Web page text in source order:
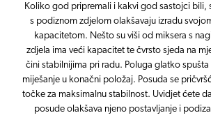
Koliko god pripremali i kakvi god sastojci bili,
s podiznom zdjelom olakšavaju izradu
kapacitetom. Nešto su viši od miksera s
zdjela ima veći kapacitet te čvrsto sjeda na
čini stabilnijima pri radu. Poluga glatko
miješanje u konačni položaj. Posuda se
točke za maksimalnu stabilnost. Uvidjet ćete
posude olakšava njeno postavljanje i